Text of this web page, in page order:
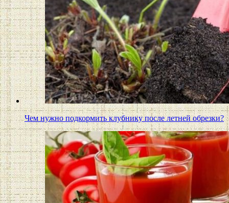
Чем нужно подкормить клубнику после летней обрезки?